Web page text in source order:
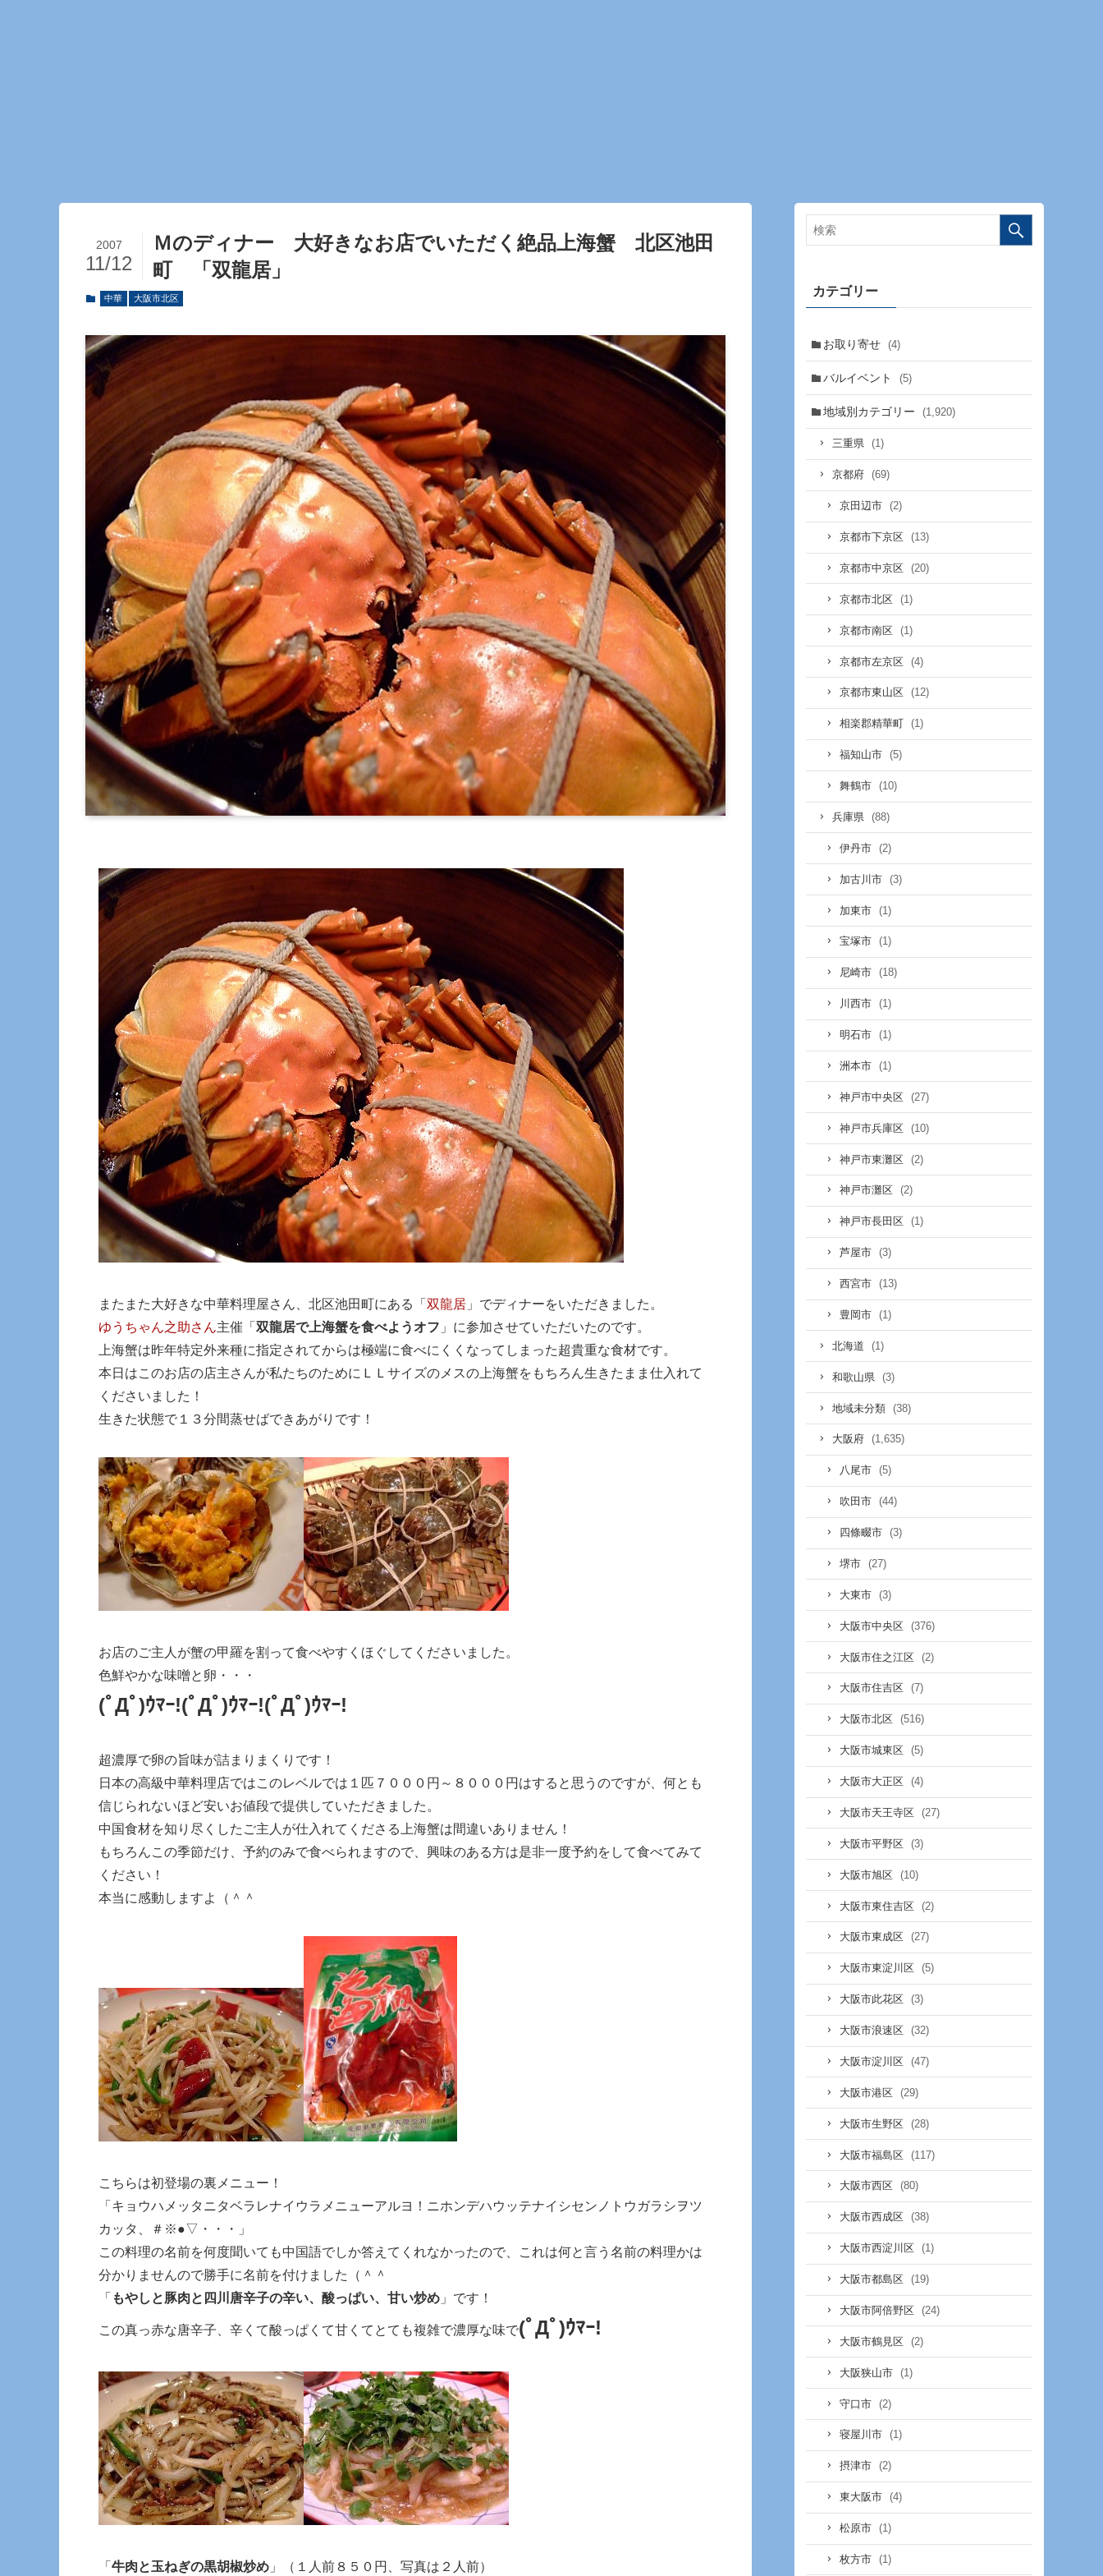
Ｍのディナー 大好きなお店でいただく絶品上海蟹 北区池田
町 「双龍居」
2007
11/12
中華 大阪市北区
またまた大好きな中華料理屋さん、北区池田町にある「 双龍居 」でディナーをいただきました。
ゆうちゃん之助さん主催「 双龍居で上海蟹を食べようオフ 」に参加させていただいたのです。
上海蟹は昨年特定外来種に指定されてからは極端に食べにくくなってしまった超貴重な食材です。
本日はこのお店の店主さんが私たちのためにＬＬサイズのメスの上海蟹をもちろん生きたまま仕入れて
くださいました！
生きた状態で１３分間蒸せばできあがりです！
お店のご主人が蟹の甲羅を割って食べやすくほぐしてくださいました。
色鮮やかな味噌と卵・・・
(ﾟДﾟ)ｳﾏｰ!(ﾟДﾟ)ｳﾏｰ!(ﾟДﾟ)ｳﾏｰ!
超濃厚で卵の旨味が詰まりまくりです！
日本の高級中華料理店ではこのレベルでは１匹７０００円～８０００円はすると思うのですが、何とも
信じられないほど安いお値段で提供していただきました。
中国食材を知り尽くしたご主人が仕入れてくださる上海蟹は間違いありません！
もちろんこの季節だけ、予約のみで食べられますので、興味のある方は是非一度予約をして食べてみて
ください！
本当に感動しますよ（＾＾
こちらは初登場の裏メニュー！
「キョウハメッタニタベラレナイウラメニューアルヨ！ニホンデハウッテナイシセンノトウガラシヲツ
カッタ、＃※●▽・・・」
この料理の名前を何度聞いても中国語でしか答えてくれなかったので、これは何と言う名前の料理かは
分かりませんので勝手に名前を付けました（＾＾
「 もやしと豚肉と四川唐辛子の辛い、酸っぱい、甘い炒め 」です！
この真っ赤な唐辛子、辛くて酸っぱくて甘くてとても複雑で濃厚な味で(ﾟДﾟ)ｳﾏｰ!
「 牛肉と玉ねぎの黒胡椒炒め 」（１人前８５０円、写真は２人前）
カテゴリー
お取り寄せ (4)
バルイベント (5)
地域別カテゴリー (1,920)
三重県 (1)
京都府 (69)
京田辺市 (2)
京都市下京区 (13)
京都市中京区 (20)
京都市北区 (1)
京都市南区 (1)
京都市左京区 (4)
京都市東山区 (12)
相楽郡精華町 (1)
福知山市 (5)
舞鶴市 (10)
兵庫県 (88)
伊丹市 (2)
加古川市 (3)
加東市 (1)
宝塚市 (1)
尼崎市 (18)
川西市 (1)
明石市 (1)
洲本市 (1)
神戸市中央区 (27)
神戸市兵庫区 (10)
神戸市東灘区 (2)
神戸市灘区 (2)
神戸市長田区 (1)
芦屋市 (3)
西宮市 (13)
豊岡市 (1)
北海道 (1)
和歌山県 (3)
地域未分類 (38)
大阪府 (1,635)
八尾市 (5)
吹田市 (44)
四條畷市 (3)
堺市 (27)
大東市 (3)
大阪市中央区 (376)
大阪市住之江区 (2)
大阪市住吉区 (7)
大阪市北区 (516)
大阪市城東区 (5)
大阪市大正区 (4)
大阪市天王寺区 (27)
大阪市平野区 (3)
大阪市旭区 (10)
大阪市東住吉区 (2)
大阪市東成区 (27)
大阪市東淀川区 (5)
大阪市此花区 (3)
大阪市浪速区 (32)
大阪市淀川区 (47)
大阪市港区 (29)
大阪市生野区 (28)
大阪市福島区 (117)
大阪市西区 (80)
大阪市西成区 (38)
大阪市西淀川区 (1)
大阪市都島区 (19)
大阪市阿倍野区 (24)
大阪市鶴見区 (2)
大阪狭山市 (1)
守口市 (2)
寝屋川市 (1)
摂津市 (2)
東大阪市 (4)
松原市 (1)
枚方市 (1)